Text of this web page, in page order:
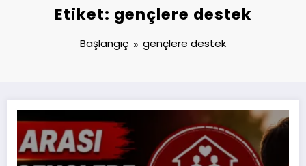
Etiket: gençlere destek
Başlangıç gençlere destek